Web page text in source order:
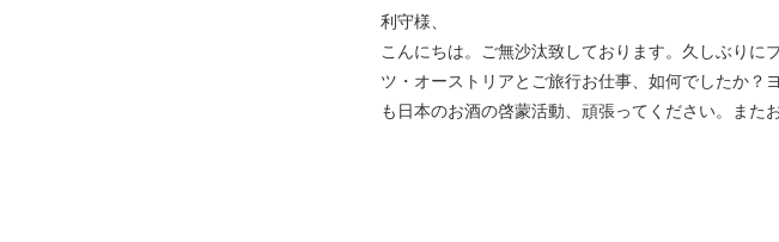
利守様、
こんにちは。ご無沙汰致しております。久しぶりに
ツ・オーストリアとご旅行お仕事、如何でしたか？
も日本のお酒の啓蒙活動、頑張ってください。また